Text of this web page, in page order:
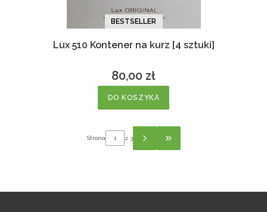
BESTSELLER
Lux 510 Kontener na kurz [4 sztuki]
Cena
80,00 zł
DO KOSZYKA
Strona z 3